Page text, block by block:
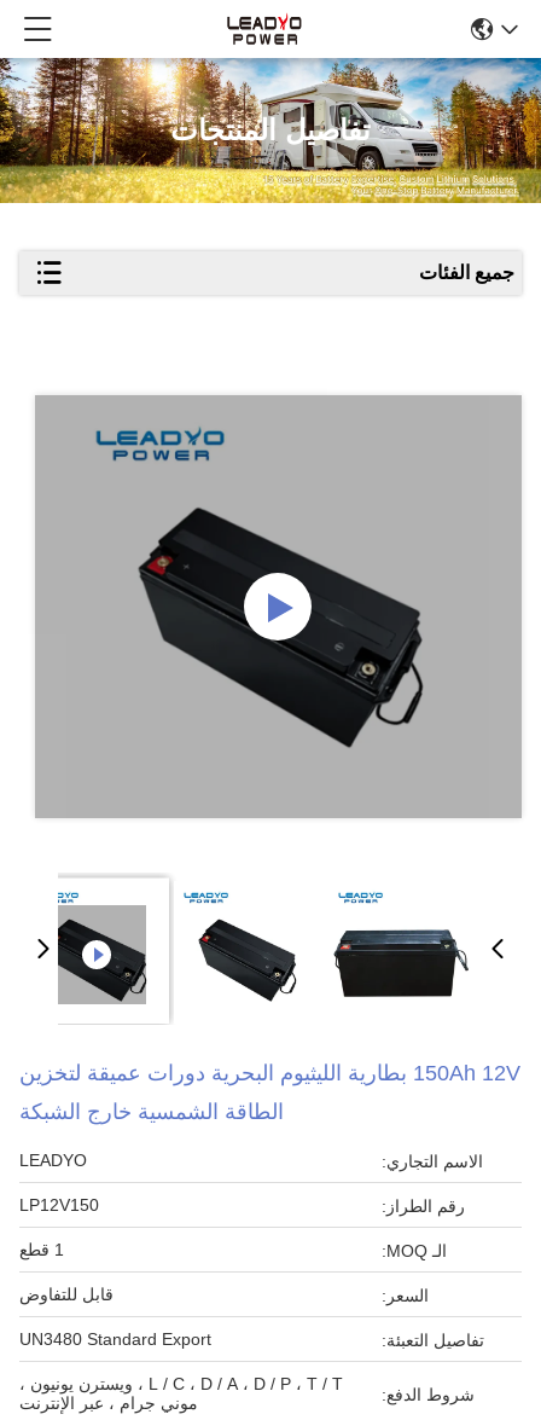
تفاصيل المنتجات
جميع الفئات
150Ah 12V بطارية الليثيوم البحرية دورات عميقة لتخزين
الطاقة الشمسية خارج الشبكة
الاسم التجاري: LEADYO
رقم الطراز: LP12V150
الـ MOQ: 1 قطع
السعر: قابل للتفاوض
تفاصيل التعبئة: UN3480 Standard Export
شروط الدفع:
L / C ، D / A ، D / P ، T / T ، ويسترن يونيون ،
موني جرام ، عبر الإنترنت